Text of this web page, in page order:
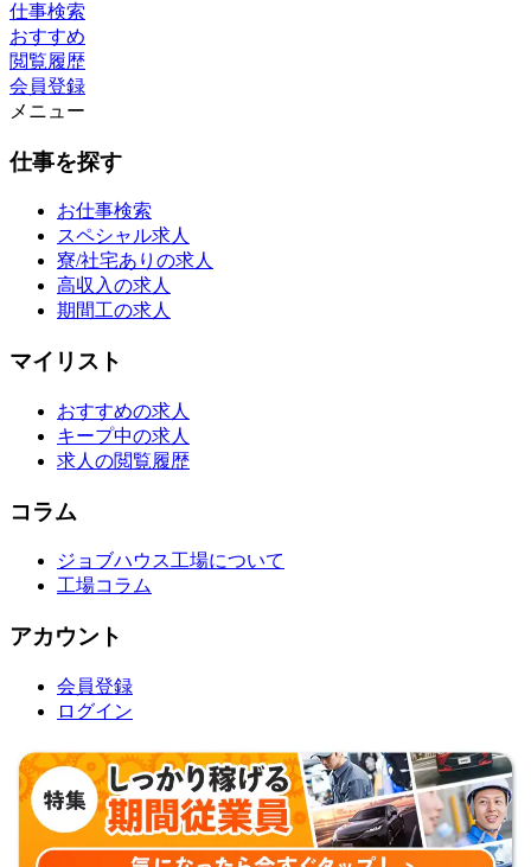
仕事検索
おすすめ
閲覧履歴
会員登録
メニュー
仕事を探す
お仕事検索
スペシャル求人
寮/社宅ありの求人
高収入の求人
期間工の求人
マイリスト
おすすめの求人
キープ中の求人
求人の閲覧履歴
コラム
ジョブハウス工場について
工場コラム
アカウント
会員登録
ログイン